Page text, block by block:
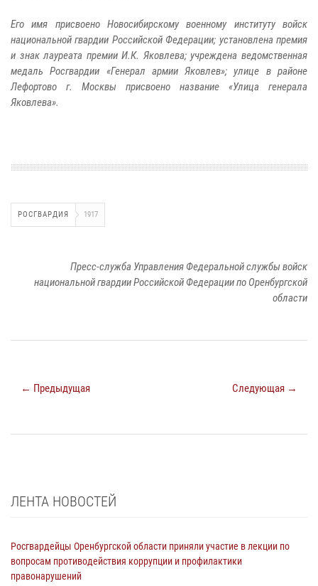
Его имя присвоено Новосибирскому военному институту войск
национальной гвардии Российской Федерации; установлена премия
и знак лауреата премии И.К. Яковлева; учреждена ведомственная
медаль Росгвардии «Генерал армии Яковлев»; улице в районе
Лефортово г. Москвы присвоено название «Улица генерала
Яковлева».
РОСГВАРДИЯ 1917
Пресс-служба Управления Федеральной службы войск
национальной гвардии Российской Федерации по Оренбургской
области
← Предыдущая Следующая →
ЛЕНТА НОВОСТЕЙ
Росгвардейцы Оренбургской области приняли участие в лекции по
вопросам противодействия коррупции и профилактики
правонарушений